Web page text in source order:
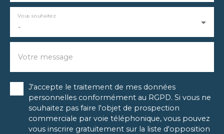
-
Vous souhaitez
Votre message
J'accepte le traitement de mes données
personnelles conformément au RGPD. Si vous ne
souhaitez pas faire l'objet de prospection
commerciale par voie téléphonique, vous pouvez
vous inscrire gratuitement sur la liste d'opposition